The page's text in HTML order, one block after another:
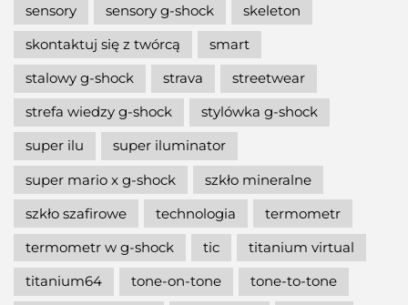
sensory
sensory g-shock
skeleton
skontaktuj się z twórcą
smart
stalowy g-shock
strava
streetwear
strefa wiedzy g-shock
stylówka g-shock
super ilu
super iluminator
super mario x g-shock
szkło mineralne
szkło szafirowe
technologia
termometr
termometr w g-shock
tic
titanium virtual
titanium64
tone-on-tone
tone-to-tone